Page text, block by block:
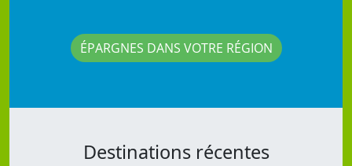
ÉPARGNES DANS VOTRE RÉGION
Destinations récentes